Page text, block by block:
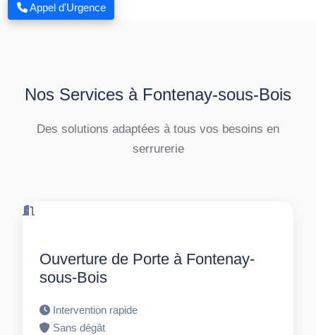
Appel d'Urgence
Nos Services à Fontenay-sous-Bois
Des solutions adaptées à tous vos besoins en
serrurerie
Ouverture de Porte à Fontenay-
sous-Bois
Intervention rapide
Sans dégât